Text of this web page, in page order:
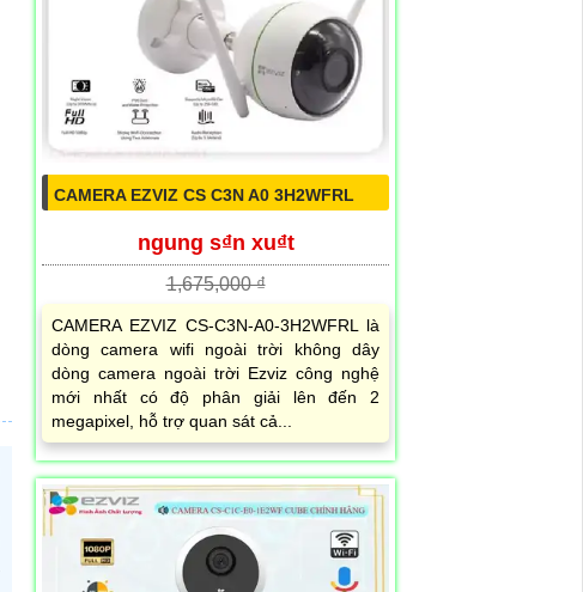
CAMERA EZVIZ CS C3N A0 3H2WFRL
ngung s₫n xu₫t
1,675,000 ₫
CAMERA EZVIZ CS-C3N-A0-3H2WFRL là
dòng camera wifi ngoài trời không dây
dòng camera ngoài trời Ezviz công nghệ
mới nhất có độ phân giải lên đến 2
megapixel, hỗ trợ quan sát cả...